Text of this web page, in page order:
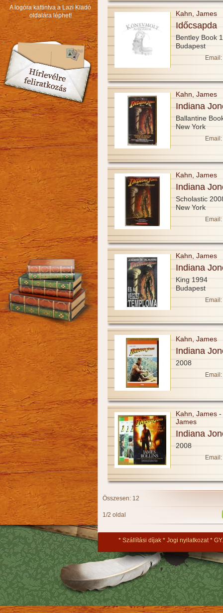
A logóra kattintva a Lazi Kiadó
oldalára léphet!
Kahn, James
Időcsapda
Bentley Book
Budapest
Email:
Kahn, James
Indiana
Ballantine
New York
Email:
Kahn, James
Indiana
Scholastic
New York
Email:
Kahn, James
Indiana
King 1994
Budapest
Email:
Kahn, James
Indiana
2008
Email:
Kahn, James
James
Indiana
2008
Email:
Összesen: 12
1/2 oldal
Szállítási díjak Jogi nyilatkozat